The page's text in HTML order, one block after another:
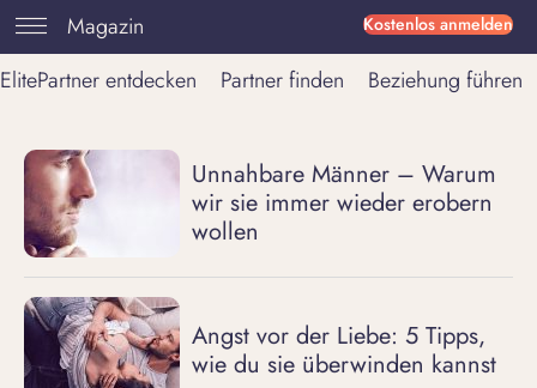
Kostenlos anmelden
Magazin
ElitePartner entdecken
Partner finden Beziehung führen
Unnahbare Männer – Warum
wir sie immer wieder erobern
wollen
Angst vor der Liebe: 5 Tipps,
wie du sie überwinden kannst